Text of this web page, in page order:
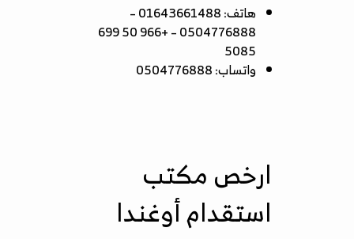
هاتف: 01643661488 –
0504776888 – +966 50 699
5085
واتساب: 0504776888
ارخص مكتب
استقدام أوغندا